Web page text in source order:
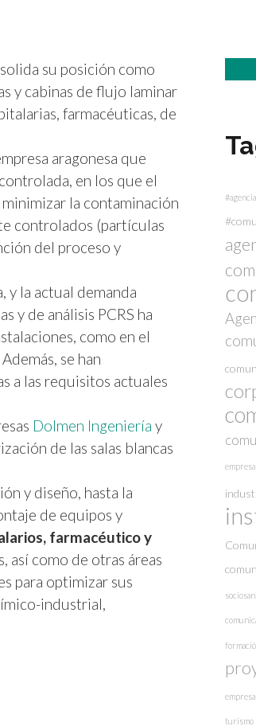
su posición como
y cabinas de flujo laminar
farmacéuticas, de
aragonesa que
en los que el
la contaminación
controlados (partículas
del proceso y
y la actual demanda
y de análisis PCRS ha
como en el
. Además, se han
a las requisitos actuales
Dolmen Ingeniería y
de las salas blancas
y diseño, hasta la
de equipos y
farmacéutico y
así como de otras áreas
para optimizar sus
industrial,
empresa
turismo